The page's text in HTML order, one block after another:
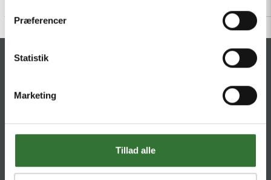
Præferencer
Statistik
Marketing
Tillad alle
KONTAKT
HQ:Theilgaards Torv 1
Impressum
Anbieterkennzeichnung
Hans Folsgaard GmbH